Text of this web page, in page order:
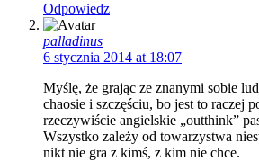
Odpowiedz
palladinus
6 stycznia 2014 at 18:07
Myślę, że grając ze znanymi sobie
chaosie i szczęściu, bo jest to raczej
rzeczywiście angielskie „outthink”
Wszystko zależy od towarzystwa
nikt nie gra z kimś, z kim nie chce.